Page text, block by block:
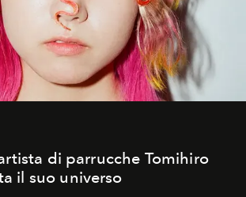
di parrucche Tomihiro
il suo universo